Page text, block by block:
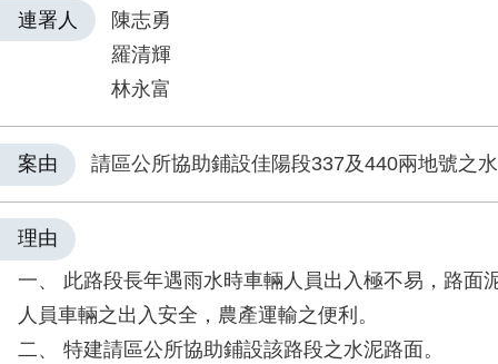
連署人
陳志勇
羅清輝
林永富
案由 請區公所協助鋪設佳陽段337及440兩地號之
理由
一、 此路段長年遇雨水時車輛人員出入極不易，路面
人員車輛之出入安全，農產運輸之便利。
二、 特建請區公所協助鋪設該路段之水泥路面。